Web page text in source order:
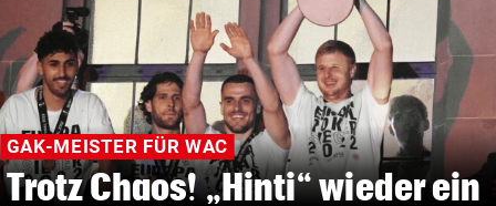
GAK-MEISTER FÜR WAC
Trotz Chaos! „Hinti“ wieder ein